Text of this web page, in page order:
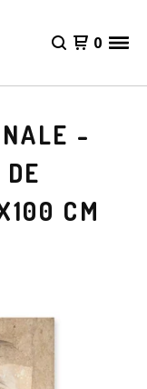
0
-
CM